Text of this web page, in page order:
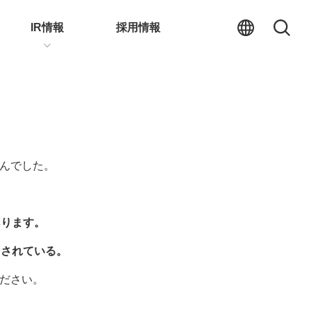
IR情報 採用情報
でした。
ます。
れている。
さい。